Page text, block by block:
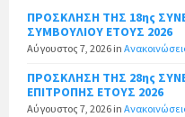
ΠΡΟΣΚΛΗΣΗ ΤΗΣ 18ης
ΣΥΜΒΟΥΛΙΟΥ ΕΤΟΥΣ 2026
Αύγουστος 7, 2026 in
ΠΡΟΣΚΛΗΣΗ ΤΗΣ 28ης
ΕΠΙΤΡΟΠΗΣ ΕΤΟΥΣ 2026
Αύγουστος 7, 2026 in